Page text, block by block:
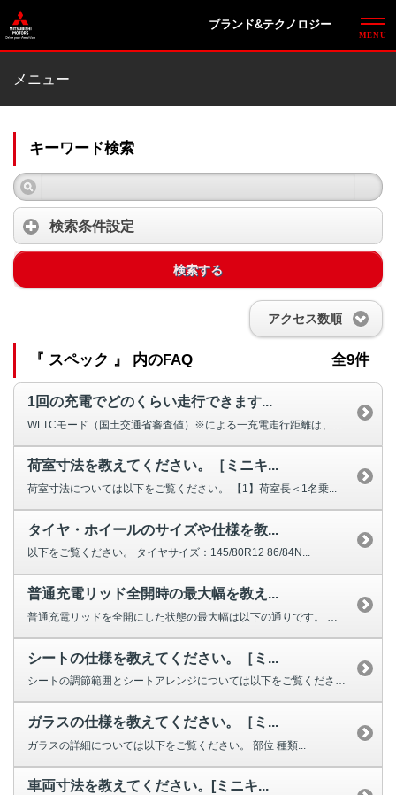
ブランド&テクノロジー
メニュー
キーワード検索
検索条件設定
検索する
アクセス数順
『 スペック 』 内のFAQ 全9件
1回の充電でどのくらい走行できます...
荷室寸法を教えてください。［ミニキ...
荷室寸法については以下をご覧ください。 【1】荷室長＜1名乗...
タイヤ・ホイールのサイズや仕様を教...
以下をご覧ください。 タイヤサイズ：145/80R12 86/84N...
普通充電リッド全開時の最大幅を教え...
普通充電リッドを全開にした状態の最大幅は以下の通りです。 車種 普通充...
シートの仕様を教えてください。［ミ...
シートの調節範囲とシートアレンジについては以下をご覧ください。 ■フ...
ガラスの仕様を教えてください。［ミ...
ガラスの詳細については以下をご覧ください。 部位 種類...
車両寸法を教えてください。[ミニキ...